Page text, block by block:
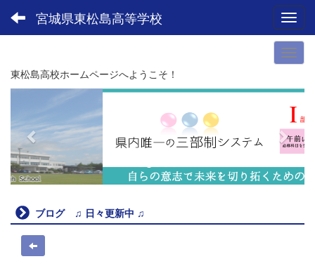
宮城県東松島高等学校
東松島高校ホームページへようこそ！
e
v
i
u
s
n
x
t
ブログ ♫ 日々更新中 ♫